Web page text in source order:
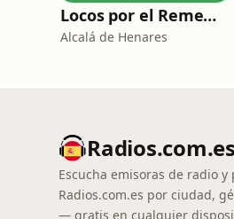
Locos por el Remember Dance
Alcalá de Henares
Radios.com.es
Escucha emisoras de radio y
Radios.com.es por ciudad,
— gratis en cualquier